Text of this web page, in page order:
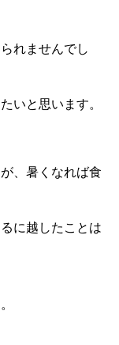
れませんでし
いと思います。
、暑くなれば食
に越したことは